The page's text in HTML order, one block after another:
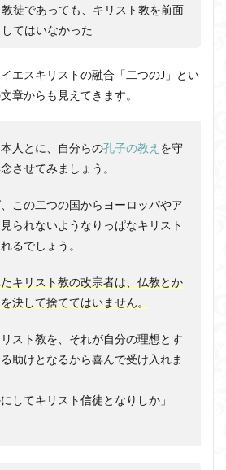
徒であっても、キリスト教を前面
てはいなかった
エスキリストの融合「二つのJ」とい
章からも見えてきます。
人とに、自分らの孔子の教え を守
させてみましょう。
この二つの国からヨーロッパやア
られないようなりっぱなキリスト
るでしょう。
キリスト教の改宗者は、仏教とか
決して捨ててはいません。
スト教を、それが自分の理想とす
助けとなるから喜んで受け入れま
にしてキリスト信徒となりしか」